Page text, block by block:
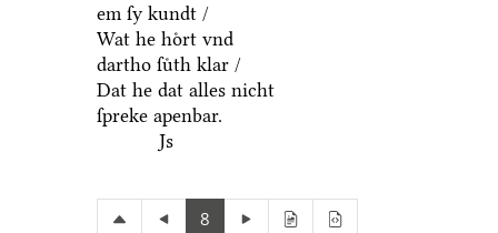
em ſy kundt /
Wat he hoͤrt vnd
dartho ſuͤth klar /
Dat he dat alles nicht
ſpreke apenbar.
Js
8